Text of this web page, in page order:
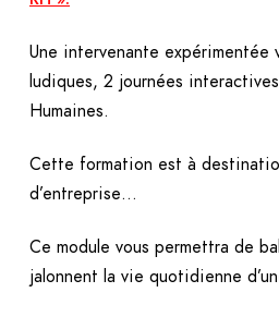
Une intervenante expérimentée
ludiques, 2 journées
Humaines.
Cette formation est à
d’entreprise…
Ce module vous permettra de
jalonnent la vie quotidienne